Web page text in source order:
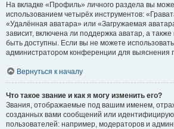
На вкладке «Профиль» личного раздела вы
использованием четырёх инструментов:
«Удалённая аватара» или «Загружаемая
зависит, включена ли поддержка аватар, а также
быть доступны. Если вы не можете
администратором конференции для выяснения
Вернуться к началу
Что такое звание и как я могу изменить его?
Звания, отображаемые под вашим именем,
созданных вами сообщений или
пользователей: например, модераторов и